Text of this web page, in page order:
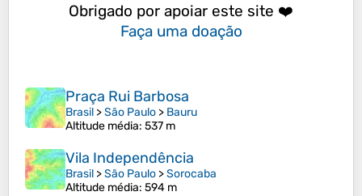
Obrigado por apoiar este site ❤️
Faça uma doação
Praça Rui Barbosa
Brasil >São Paulo > Bauru
Altitude média: 537 m
Vila Independência
Brasil >São Paulo >Sorocaba
Altitude média: 594 m